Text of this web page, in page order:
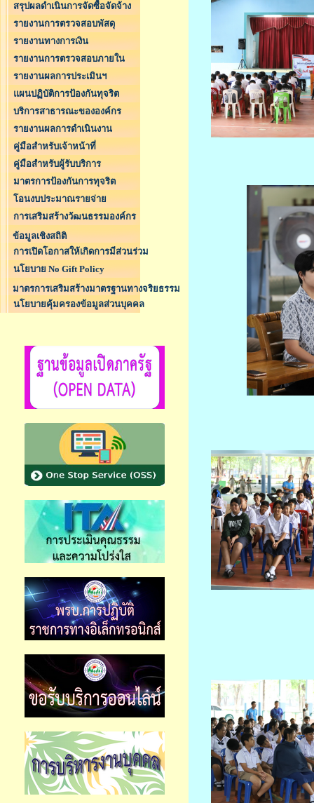
สรุปผลดำเนินการจัดซื้อจัดจ้าง
รายงานการตรวจสอบพัสดุ
รายงานทางการเงิน
รายงานการตรวจสอบภายใน
รายงานผลการประเมินฯ
แผนปฏิบัติการป้องกันทุจริต
บริการสาธารณะขององค์กร
รายงานผลการดำเนินงาน
คู่มือสำหรับเจ้าหน้าที่
คู่มือสำหรับผู้รับบริการ
มาตรการป้องกันการทุจริต
โอนงบประมาณรายจ่าย
การเสริมสร้างวัฒนธรรมองค์กร
ข้อมูลเชิงสถิติ
การเปิดโอกาสให้เกิดการมีส่วนร่วม
นโยบาย No Gift Policy
มาตรการเสริมสร้างมาตรฐานทางจริยธรรม
นโยบายคุ้มครองข้อมูลส่วนบุคคล